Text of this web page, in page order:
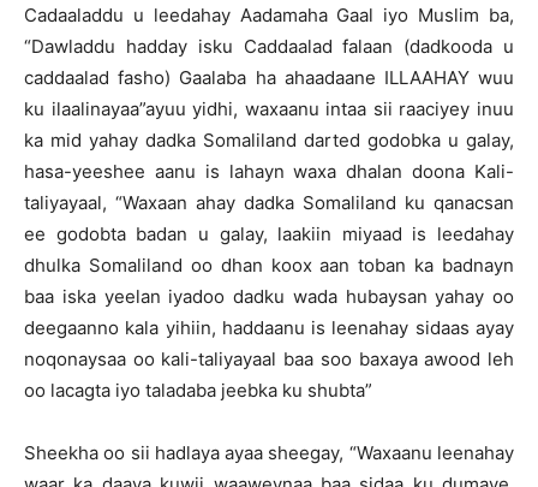
Cadaaladdu u leedahay Aadamaha Gaal iyo Muslim ba,
“Dawladdu hadday isku Caddaalad falaan (dadkooda u
caddaalad fasho) Gaalaba ha ahaadaane ILLAAHAY wuu
ku ilaalinayaa”ayuu yidhi, waxaanu intaa sii raaciyey inuu
ka mid yahay dadka Somaliland darted godobka u galay,
hasa-yeeshee aanu is lahayn waxa dhalan doona Kali-
taliyayaal, “Waxaan ahay dadka Somaliland ku qanacsan
ee godobta badan u galay, laakiin miyaad is leedahay
dhulka Somaliland oo dhan koox aan toban ka badnayn
baa iska yeelan iyadoo dadku wada hubaysan yahay oo
deegaanno kala yihiin, haddaanu is leenahay sidaas ayay
noqonaysaa oo kali-taliyayaal baa soo baxaya awood leh
oo lacagta iyo taladaba jeebka ku shubta”
Sheekha oo sii hadlaya ayaa sheegay, “Waxaanu leenahay